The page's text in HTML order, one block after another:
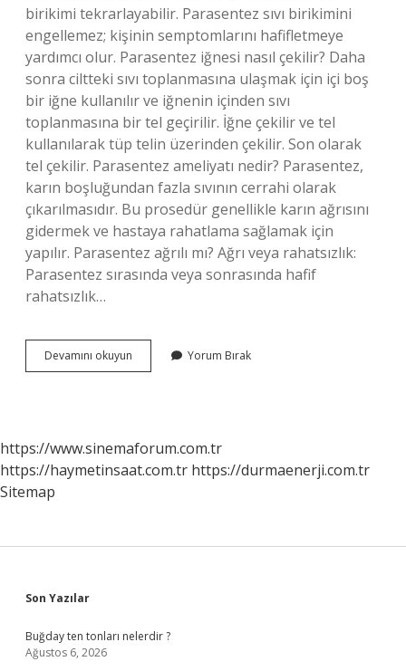
birikimi tekrarlayabilir. Parasentez sıvı birikimini
engellemez; kişinin semptomlarını hafifletmeye
yardımcı olur. Parasentez iğnesi nasıl çekilir? Daha
sonra ciltteki sıvı toplanmasına ulaşmak için içi boş
bir iğne kullanılır ve iğnenin içinden sıvı
toplanmasına bir tel geçirilir. İğne çekilir ve tel
kullanılarak tüp telin üzerinden çekilir. Son olarak
tel çekilir. Parasentez ameliyatı nedir? Parasentez,
karın boşluğundan fazla sıvının cerrahi olarak
çıkarılmasıdır. Bu prosedür genellikle karın ağrısını
gidermek ve hastaya rahatlama sağlamak için
yapılır. Parasentez ağrılı mı? Ağrı veya rahatsızlık:
Parasentez sırasında veya sonrasında hafif
rahatsızlık…
Devamını okuyun Parasentez
Acilde
Yorum Bırak
https://www.sinemaforum.com.tr
https://haymetinsaat.com.tr https://durmaenerji.com.tr
Sitemap
Sidebar
Son Yazılar
Buğday ten tonları nelerdir ?
Ağustos 6, 2026